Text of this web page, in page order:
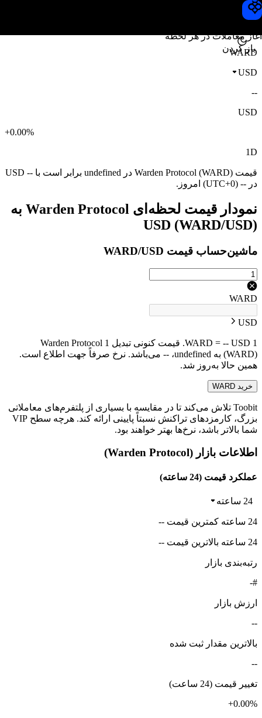
آغاز معاملات در هر لحظه
باز کردن
قیمت Warden Protocol
WARD
USD
--
USD
+0.00%
1D
قیمت Warden Protocol (WARD) در undefined برابر است با -- USD
در -- (UTC+0) امروز.
نمودار قیمت لحظه‌ای Warden Protocol به
USD (WARD/USD)
ماشین‌حساب قیمت WARD/USD
WARD
USD
1 WARD = -- USD. قیمت کنونی تبدیل 1 Warden Protocol
(WARD) به undefined، -- می‌باشد. نرخ صرفاً جهت اطلاع است.
همین حالا به‌روز شد.
خرید WARD
Toobit تلاش می‌کند تا در مقایسه با بسیاری از پلتفرم‌های معاملاتی
بزرگ، کارمزدهای تراکنش نسبتاً پایینی ارائه کند. هرچه سطح VIP
شما بالاتر باشد، نرخ‌ها بهتر خواهند بود.
اطلاعات بازار (Warden Protocol)
عملکرد قیمت (24 ساعته)
24 ساعته
24 ساعته کمترین قیمت --
24 ساعته بالاترین قیمت --
رتبه‌بندی بازار
#-
ارزش بازار
--
بالاترین مقدار ثبت شده
--
تغییر قیمت (24 ساعت)
+0.00%